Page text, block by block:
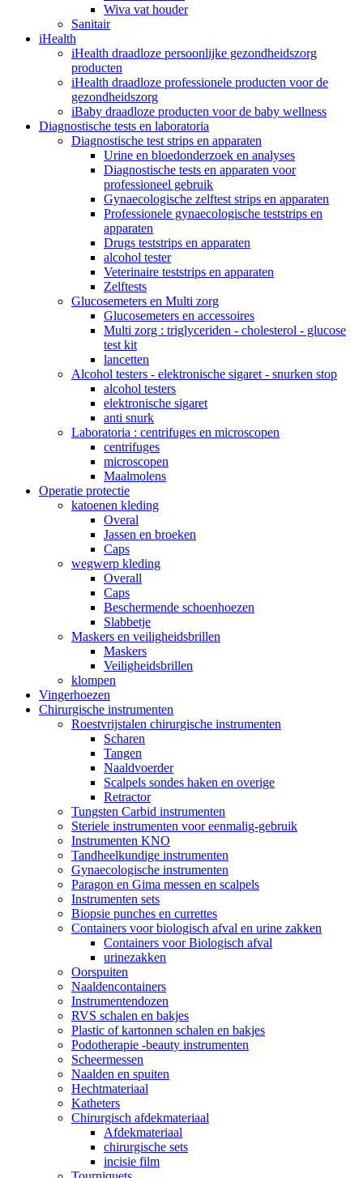
Wiva vat houder
Sanitair
iHealth
iHealth draadloze persoonlijke gezondheidszorg
producten
iHealth draadloze professionele producten voor de
gezondheidszorg
iBaby draadloze producten voor de baby wellness
Diagnostische tests en laboratoria
Diagnostische test strips en apparaten
Urine en bloedonderzoek en analyses
Diagnostische tests en apparaten voor
professioneel gebruik
Gynaecologische zelftest strips en apparaten
Professionele gynaecologische teststrips en
apparaten
Drugs teststrips en apparaten
alcohol tester
Veterinaire teststrips en apparaten
Zelftests
Glucosemeters en Multi zorg
Glucosemeters en accessoires
Multi zorg : triglyceriden - cholesterol - glucose
test kit
lancetten
Alcohol testers - elektronische sigaret - snurken stop
alcohol testers
elektronische sigaret
anti snurk
Laboratoria : centrifuges en microscopen
centrifuges
microscopen
Maalmolens
Operatie protectie
katoenen kleding
Overal
Jassen en broeken
Caps
wegwerp kleding
Overall
Caps
Beschermende schoenhoezen
Slabbetje
Maskers en veiligheidsbrillen
Maskers
Veiligheidsbrillen
klompen
Vingerhoezen
Chirurgische instrumenten
Roestvrijstalen chirurgische instrumenten
Scharen
Tangen
Naaldvoerder
Scalpels sondes haken en overige
Retractor
Tungsten Carbid instrumenten
Steriele instrumenten voor eenmalig-gebruik
Instrumenten KNO
Tandheelkundige instrumenten
Gynaecologische instrumenten
Paragon en Gima messen en scalpels
Instrumenten sets
Biopsie punches en currettes
Containers voor biologisch afval en urine zakken
Containers voor Biologisch afval
urinezakken
Oorspuiten
Naaldencontainers
Instrumentendozen
RVS schalen en bakjes
Plastic of kartonnen schalen en bakjes
Podotherapie -beauty instrumenten
Scheermessen
Naalden en spuiten
Hechtmateriaal
Katheters
Chirurgisch afdekmateriaal
Afdekmateriaal
chirurgische sets
incisie film